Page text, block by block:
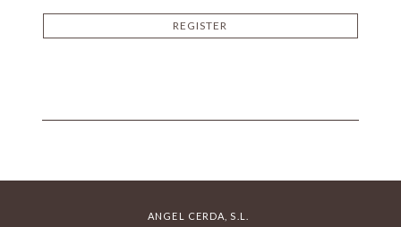
REGISTER
ANGEL CERDA, S.L.